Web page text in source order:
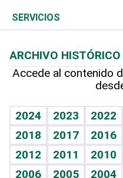
Resto del mundo
Economía personal
Podcast Arte Libre
Hablando con el pediatra
Vida y familia
Eñe
Celebrando la vida
Más deportes
Línea de hit
TBT Deportivo
Columnistas
Más firmas
Cambio climático
Opinión
Hecho en casa
Guía del dinero
SERVICIOS
Cumpleaños
Horóscopos
Crucigramas
ARCHIVO HISTÓRICO
Accede al contenido
2024 2023 2022
2018
2017 2016
2012
2011 2010
2006
2005 2004